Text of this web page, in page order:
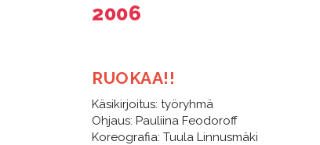
2006
RUOKAA!!
Käsikirjoitus: työryhmä
Ohjaus: Pauliina Feodoroff
Koreografia: Tuula Linnusmäki